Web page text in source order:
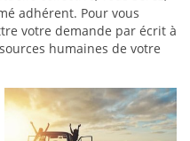
adhérent. Pour vous
votre demande par écrit à
humaines de votre